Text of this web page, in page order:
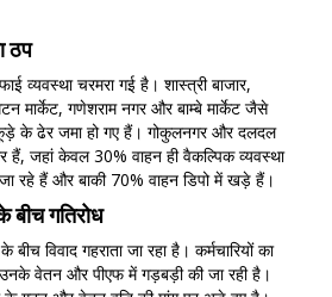
ठप
व्यवस्था चरमरा गई है। शास्त्री बाजार,
मार्केट, गणेशराम नगर और बाम्बे मार्केट जैसे
के ढेर जमा हो गए हैं। गोकुलनगर और दलदल
हैं, जहां केवल 30% वाहन ही वैकल्पिक व्यवस्था
रहे हैं और बाकी 70% वाहन डिपो में खड़े हैं।
बीच गतिरोध
बीच विवाद गहराता जा रहा है। कर्मचारियों का
वेतन और पीएफ में गड़बड़ी की जा रही है।